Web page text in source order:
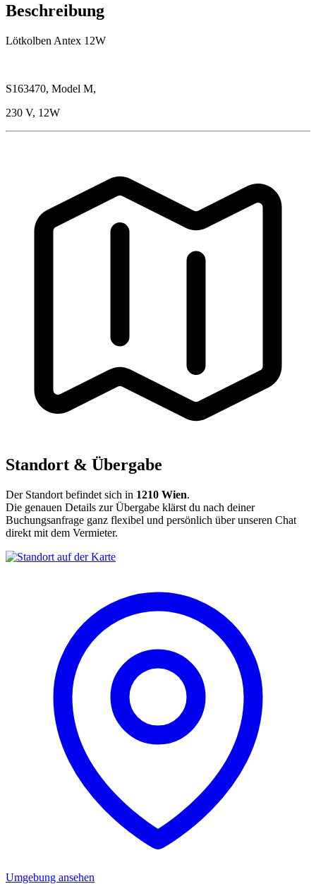
Beschreibung
Lötkolben Antex 12W
S163470, Model M,
230 V, 12W
Standort & Übergabe
Der Standort befindet sich in 1210 Wien.
Die genauen Details zur Übergabe klärst du nach deiner
Buchungsanfrage ganz flexibel und persönlich über unseren Chat
direkt mit dem Vermieter.
Umgebung ansehen